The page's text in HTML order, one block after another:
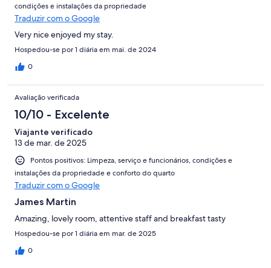
condições e instalações da propriedade
Traduzir com o Google
Very nice enjoyed my stay.
Hospedou-se por 1 diária em mai. de 2024
0
Avaliação verificada
10/10 - Excelente
Viajante verificado
13 de mar. de 2025
Pontos positivos: Limpeza, serviço e funcionários, condições e
instalações da propriedade e conforto do quarto
Traduzir com o Google
James Martin
Amazing, lovely room, attentive staff and breakfast tasty
Hospedou-se por 1 diária em mar. de 2025
0